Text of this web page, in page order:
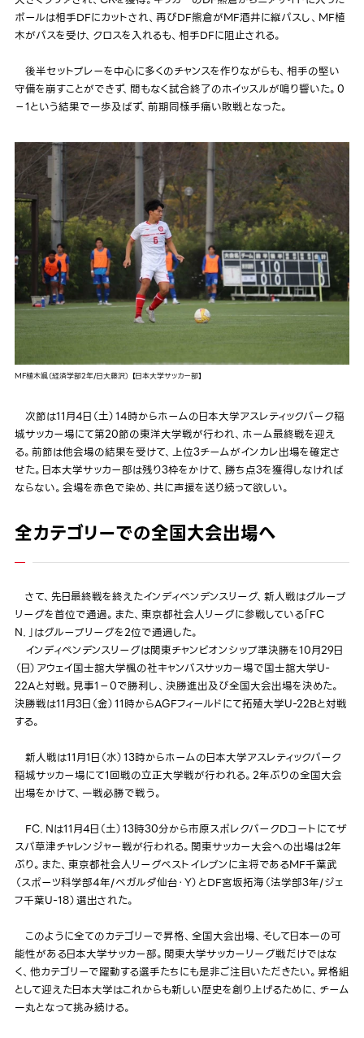
ボールは相手DFにカットされ、再びDF熊倉がMF酒井に縦パスし、MF植
木がパスを受け、クロスを入れるも、相手DFに阻止される。
後半セットプレーを中心に多くのチャンスを作りながらも、相手の堅い
守備を崩すことができず、間もなく試合終了のホイッスルが鳴り響いた。0
－1という結果で一歩及ばず、前期同様手痛い敗戦となった。
MF植木颯（経済学部2年/日大藤沢） 【日本大学サッカー部】
次節は11月4日（土）14時からホームの日本大学アスレティックパーク稲
城サッカー場にて第20節の東洋大学戦が行われ、ホーム最終戦を迎え
る。前節は他会場の結果を受けて、上位3チームがインカレ出場を確定さ
せた。日本大学サッカー部は残り3枠をかけて、勝ち点3を獲得しなければ
ならない。会場を赤色で染め、共に声援を送り続って欲しい。
全カテゴリーでの全国大会出場へ
さて、先日最終戦を終えたインディペンデンスリーグ、新人戦はグループ
リーグを首位で通過。また、東京都社会人リーグに参戦している「FC
N．」はグループリーグを2位で通過した。
インディペンデンスリーグは関東チャンピオンシップ準決勝を10月29日
（日）アウェイ国士舘大学楓の社キャンパスサッカー場で国士舘大学U-
22Aと対戦。見事1－0で勝利し、決勝進出及び全国大会出場を決めた。
決勝戦は11月3日（金）11時からAGFフィールドにて拓殖大学U-22Bと対戦
する。
新人戦は11月1日（水）13時からホームの日本大学アスレティックパーク
稲城サッカー場にて1回戦の立正大学戦が行われる。2年ぶりの全国大会
出場をかけて、一戦必勝で戦う。
FC．Nは11月4日（土）13時30分から市原スポレクパークDコートにてザ
スパ草津チャレンジャー戦が行われる。関東サッカー大会への出場は2年
ぶり。また、東京都社会人リーグベストイレブンに主将であるMF千葉武
（スポーツ科学部4年/ベガルダ仙台・Y）とDF宮坂拓海（法学部3年/ジェ
フ千葉U-18）選出された。
このように全てのカテゴリーで昇格、全国大会出場、そして日本一の可
能性がある日本大学サッカー部。関東大学サッカーリーグ戦だけではな
く、他カテゴリーで躍動する選手たちにも是非ご注目いただきたい。昇格組
として迎えた日本大学はこれからも新しい歴史を創り上げるために、チーム
一丸となって挑み続ける。